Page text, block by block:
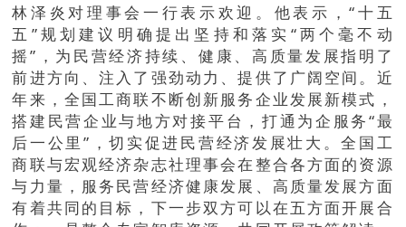
林泽炎对理事会一行表示欢迎。他表示，“十五
五”规划建议明确提出坚持和落实“两个毫不动
摇”，为民营经济持续、健康、高质量发展指明了
前进方向、注入了强劲动力、提供了广阔空间。近
年来，全国工商联不断创新服务企业发展新模式，
搭建民营企业与地方对接平台，打通为企服务“最
后一公里”，切实促进民营经济发展壮大。全国工
商联与宏观经济杂志社理事会在整合各方面的资源
与力量，服务民营经济健康发展、高质量发展方面
有着共同的目标，下一步双方可以在五方面开展合